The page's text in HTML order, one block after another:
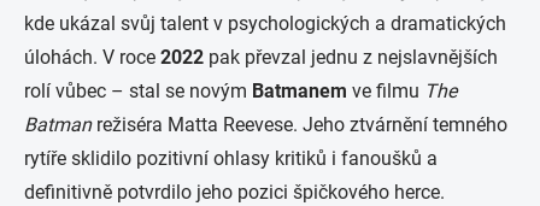
kde ukázal svůj talent v psychologických a dramatických
úlohách. V roce 2022 pak převzal jednu z nejslavnějších
rolí vůbec – stal se novým Batmanem ve filmu The
Batmanrežiséra Matta Reevese. Jeho ztvárnění temného
rytíře sklidilo pozitivní ohlasy kritiků i fanoušků a
definitivně potvrdilo jeho pozici špičkového herce.